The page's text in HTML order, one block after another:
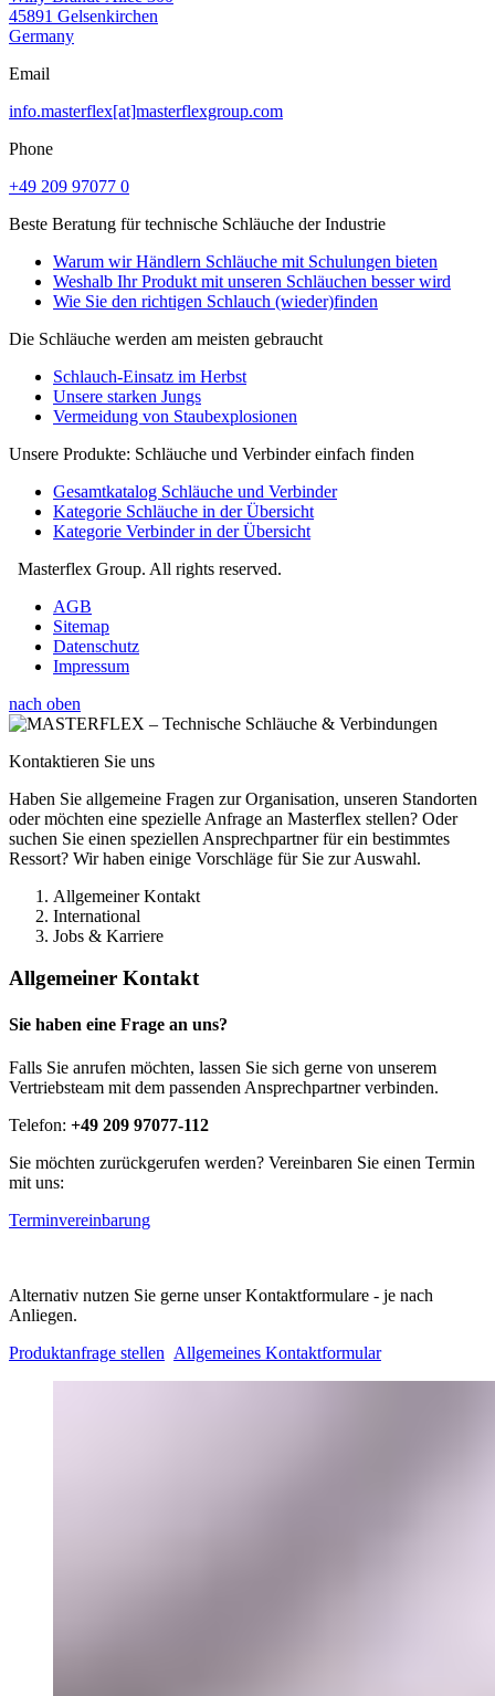
45891 Gelsenkirchen
Germany
Email
info.masterflex[at]masterflexgroup.com
Phone
+49 209 97077 0
Beste Beratung für technische Schläuche der Industrie
Warum wir Händlern Schläuche mit Schulungen bieten
Weshalb Ihr Produkt mit unseren Schläuchen besser wird
Wie Sie den richtigen Schlauch (wieder)finden
Die Schläuche werden am meisten gebraucht
Schlauch-Einsatz im Herbst
Unsere starken Jungs
Vermeidung von Staubexplosionen
Unsere Produkte: Schläuche und Verbinder einfach finden
Gesamtkatalog Schläuche und Verbinder
Kategorie Schläuche in der Übersicht
Kategorie Verbinder in der Übersicht
Masterflex Group. All rights reserved.
AGB
Sitemap
Datenschutz
Impressum
nach oben
Kontaktieren Sie uns
Haben Sie allgemeine Fragen zur Organisation, unseren Standorten
oder möchten eine spezielle Anfrage an Masterflex stellen? Oder
suchen Sie einen speziellen Ansprechpartner für ein bestimmtes
Ressort? Wir haben einige Vorschläge für Sie zur Auswahl.
Allgemeiner Kontakt
International
Jobs & Karriere
Allgemeiner Kontakt
Sie haben eine Frage an uns?
Falls Sie anrufen möchten, lassen Sie sich gerne von unserem
Vertriebsteam mit dem passenden Ansprechpartner verbinden.
Telefon: +49 209 97077-112
Sie möchten zurückgerufen werden? Vereinbaren Sie einen Termin
mit uns:
Terminvereinbarung
Alternativ nutzen Sie gerne unser Kontaktformulare - je nach
Anliegen.
Produktanfrage stellen Allgemeines Kontaktformular